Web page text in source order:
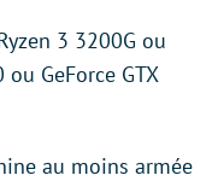
3 3200G ou
GeForce GTX
au moins armée